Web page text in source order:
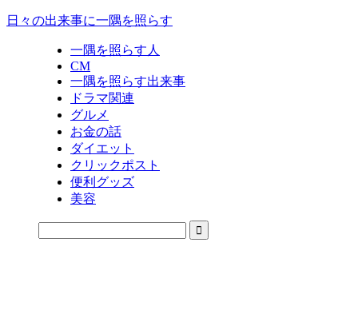
日々の出来事に一隅を照らす
一隅を照らす人
CM
一隅を照らす出来事
ドラマ関連
グルメ
お金の話
ダイエット
クリックポスト
便利グッズ
美容